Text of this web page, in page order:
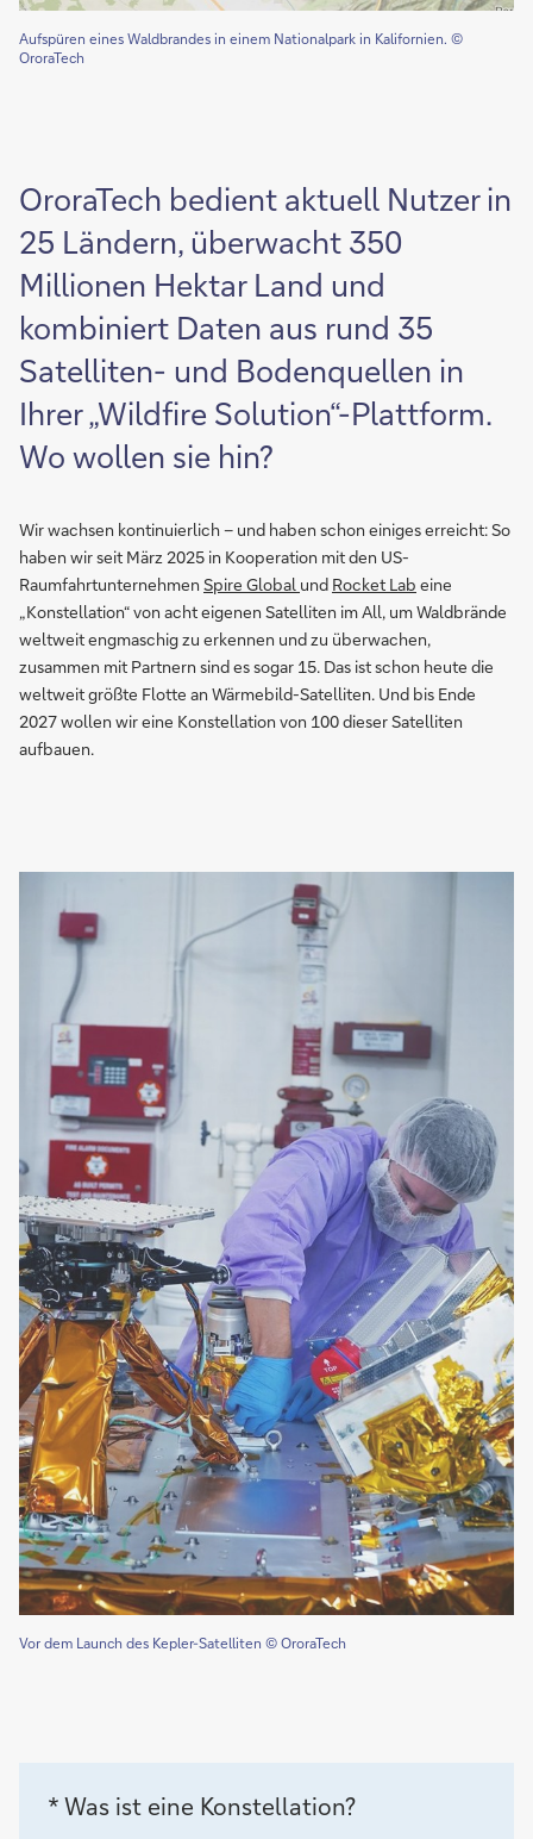
Aufspüren eines Waldbrandes in einem Nationalpark in Kalifornien. ©
OroraTech
OroraTech bedient aktuell Nutzer in
25 Ländern, überwacht 350
Millionen Hektar Land und
kombiniert Daten aus rund 35
Satelliten- und Bodenquellen in
Ihrer „Wildfire Solution“-Plattform.
Wo wollen sie hin?
Wir wachsen kontinuierlich – und haben schon einiges erreicht: So
haben wir seit März 2025 in Kooperation mit den US-
Raumfahrtunternehmen Spire Global und Rocket Lab eine
„Konstellation“ von acht eigenen Satelliten im All, um Waldbrände
weltweit engmaschig zu erkennen und zu überwachen,
zusammen mit Partnern sind es sogar 15. Das ist schon heute die
weltweit größte Flotte an Wärmebild-Satelliten. Und bis Ende
2027 wollen wir eine Konstellation von 100 dieser Satelliten
aufbauen.
Vor dem Launch des Kepler-Satelliten © OroraTech
* Was ist eine Konstellation?